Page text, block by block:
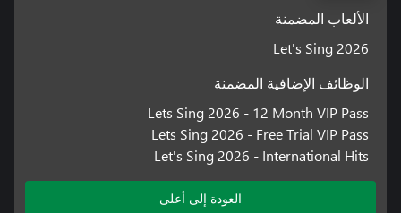
الألعاب المضمنة
Let's Sing 2026
الوظائف الإضافية المضمنة
Lets Sing 2026 - 12 Month VIP Pass
Lets Sing 2026 - Free Trial VIP Pass
Let's Sing 2026 - International Hits
العودة إلى أعلى